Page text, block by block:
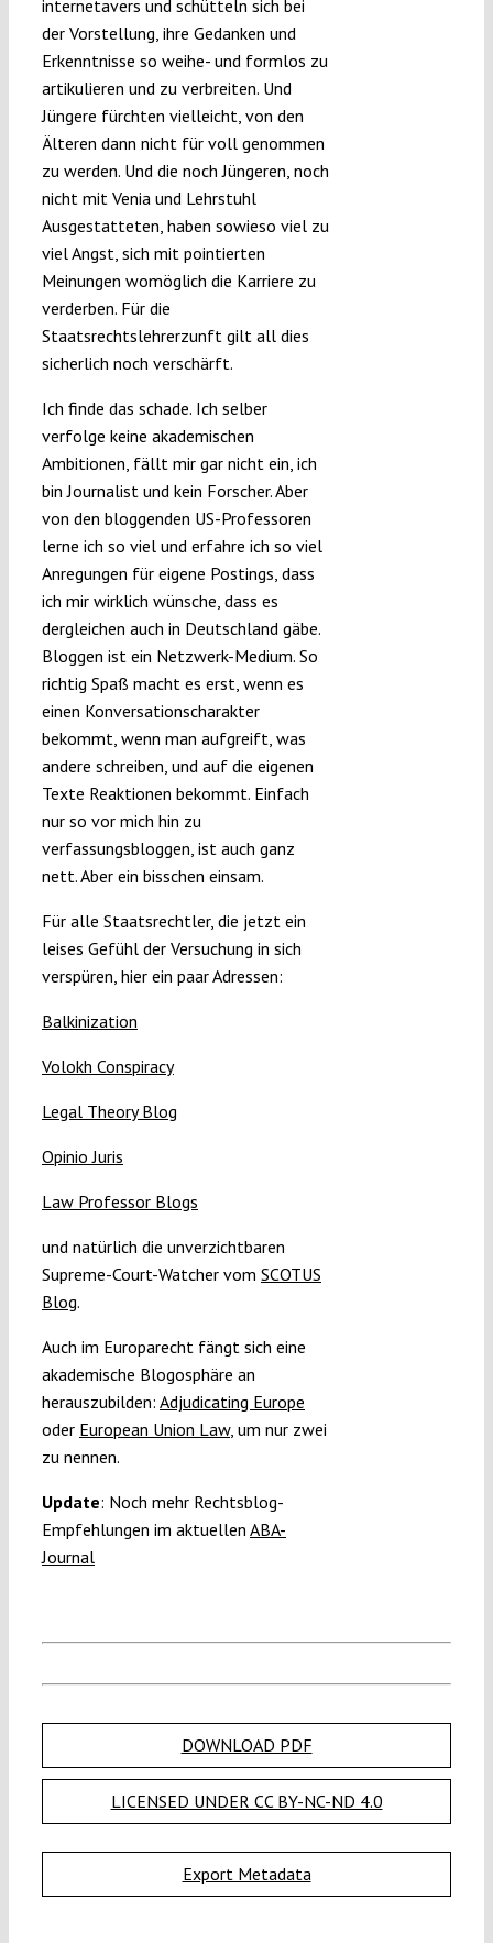
internetavers und schütteln sich bei
der Vorstellung, ihre Gedanken und
Erkenntnisse so weihe- und formlos zu
artikulieren und zu verbreiten. Und
Jüngere fürchten vielleicht, von den
Älteren dann nicht für voll genommen
zu werden. Und die noch Jüngeren, noch
nicht mit Venia und Lehrstuhl
Ausgestatteten, haben sowieso viel zu
viel Angst, sich mit pointierten
Meinungen womöglich die Karriere zu
verderben. Für die
Staatsrechtslehrerzunft gilt all dies
sicherlich noch verschärft.
Ich finde das schade. Ich selber
verfolge keine akademischen
Ambitionen, fällt mir gar nicht ein, ich
bin Journalist und kein Forscher. Aber
von den bloggenden US-Professoren
lerne ich so viel und erfahre ich so viel
Anregungen für eigene Postings, dass
ich mir wirklich wünsche, dass es
dergleichen auch in Deutschland gäbe.
Bloggen ist ein Netzwerk-Medium. So
richtig Spaß macht es erst, wenn es
einen Konversationscharakter
bekommt, wenn man aufgreift, was
andere schreiben, und auf die eigenen
Texte Reaktionen bekommt. Einfach
nur so vor mich hin zu
verfassungsbloggen, ist auch ganz
nett. Aber ein bisschen einsam.
Für alle Staatsrechtler, die jetzt ein
leises Gefühl der Versuchung in sich
verspüren, hier ein paar Adressen:
Balkinization
Volokh Conspiracy
Legal Theory Blog
Opinio Juris
Law Professor Blogs
und natürlich die unverzichtbaren
Supreme-Court-Watcher vom SCOTUS
Blog.
Auch im Europarecht fängt sich eine
akademische Blogosphäre an
herauszubilden: Adjudicating Europe
oder European Union Law, um nur zwei
zu nennen.
Update: Noch mehr Rechtsblog-
Empfehlungen im aktuellen ABA-
Journal
DOWNLOAD PDF
LICENSED UNDER CC BY-NC-ND 4.0
Export Metadata